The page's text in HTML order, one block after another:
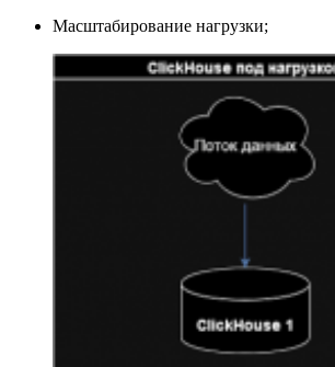
Масштабирование нагрузки;